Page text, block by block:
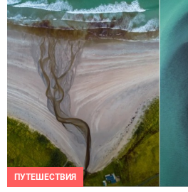
ПУТЕШЕСТВИЯ